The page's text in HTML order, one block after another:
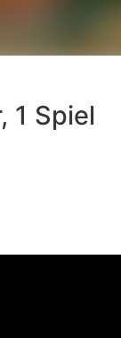
1 Spiel